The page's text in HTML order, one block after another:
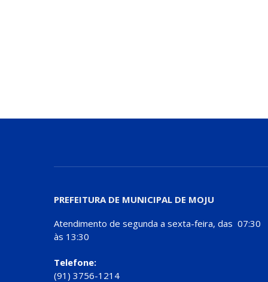
PREFEITURA DE MUNICIPAL DE MOJU
Atendimento de segunda a sexta-feira, das 07:30
às 13:30
Telefone:
(91) 3756-1214